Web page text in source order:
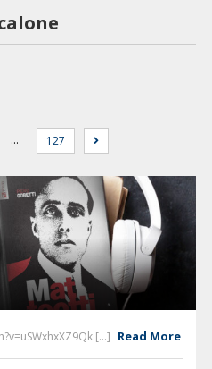
… 127
[...] Read More